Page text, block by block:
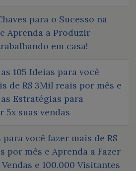
para o Sucesso na
Aprenda a Produzir
em casa!
105 Ideias para você
de R$ 3Mil reais por mês e
Estratégias para
5x suas vendas
para você fazer mais de R$
por mês e Aprenda a Fazer
e 100.000 Visitantes